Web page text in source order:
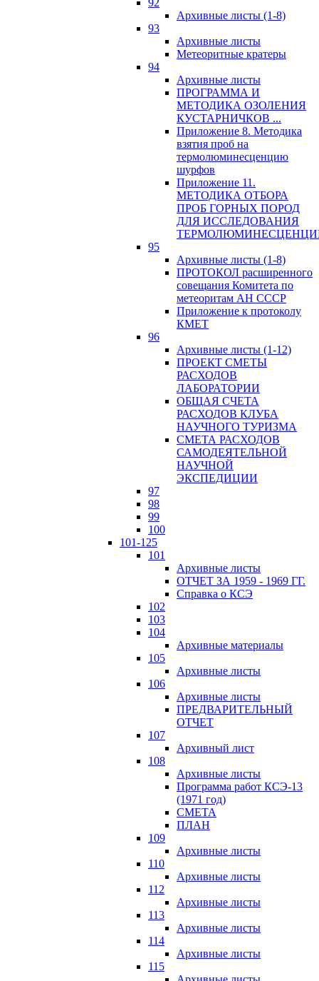
92
Архивные листы (1-8)
93
Архивные листы
Метеоритные кратеры
94
Архивные листы
ПРОГРАММА И
МЕТОДИКА ОЗОЛЕНИЯ
КУСТАРНИЧКОВ ...
Приложение 8. Методика
взятия проб на
термолюминесценцию
шурфов
Приложение 11.
МЕТОДИКА ОТБОРА
ПРОБ ГОРНЫХ ПОРОД
ДЛЯ ИССЛЕДОВАНИЯ
95
Архивные листы (1-8)
ПРОТОКОЛ расширенного
совещания Комитета по
метеоритам АН СССР
Приложение к протоколу
КМЕТ
96
Архивные листы (1-12)
ПРОЕКТ СМЕТЫ
РАСХОДОВ
ЛАБОРАТОРИИ
ОБЩАЯ СЧЕТА
РАСХОДОВ КЛУБА
НАУЧНОГО ТУРИЗМА
СМЕТА РАСХОДОВ
САМОДЕЯТЕЛЬНОЙ
НАУЧНОЙ
ЭКСПЕДИЦИИ
97
98
99
100
101-125
101
Архивные листы
ОТЧЕТ ЗА 1959 - 1969 ГГ.
Справка о КСЭ
102
103
104
Архивные материалы
105
Архивные листы
106
Архивные листы
ПРЕДВАРИТЕЛЬНЫЙ
ОТЧЕТ
107
Архивный лист
108
Архивные листы
Программа работ КСЭ-13
(1971 год)
СМЕTA
ПЛАН
109
Архивные листы
110
Архивные листы
112
Архивные листы
113
Архивные листы
114
Архивные листы
115